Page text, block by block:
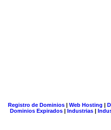
Registro de Dominios| Web Hosting |
Dominios Expirados | Industrias |